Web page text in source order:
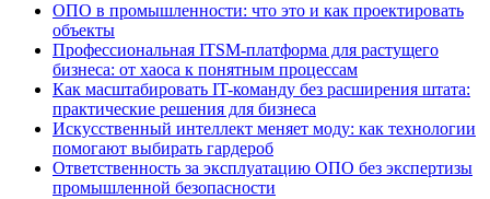
ОПО в промышленности: что это и как проектировать
объекты
Профессиональная ITSM-платформа для растущего
бизнеса: от хаоса к понятным процессам
Как масштабировать IT-команду без расширения штата:
практические решения для бизнеса
Искусственный интеллект меняет моду: как технологии
помогают выбирать гардероб
Ответственность за эксплуатацию ОПО без экспертизы
промышленной безопасности